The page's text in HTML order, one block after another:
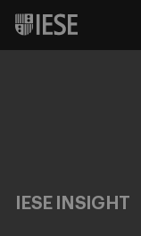
IESE INSIGHT